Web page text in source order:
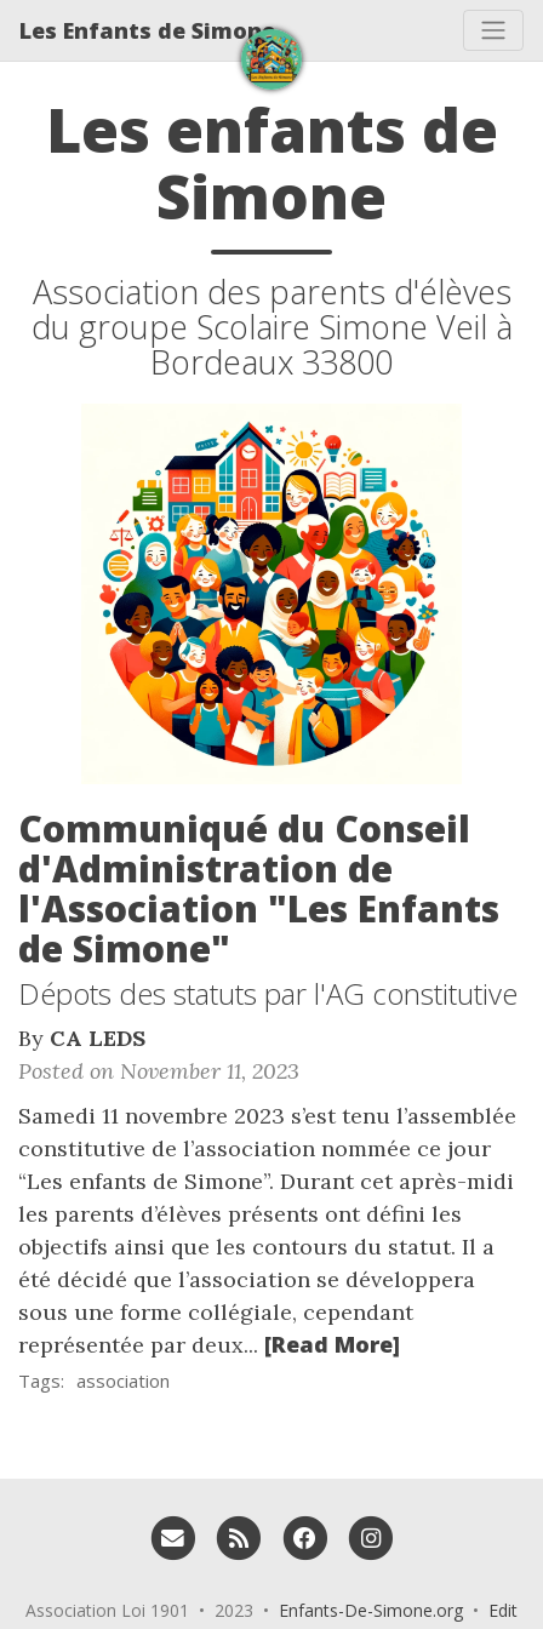
Les Enfants de Simone
Les enfants de
Simone
Association des parents d'élèves
du groupe Scolaire Simone Veil à
Bordeaux 33800
Communiqué du Conseil
d'Administration de
l'Association "Les Enfants
de Simone"
Dépots des statuts par l'AG constitutive
By CA LEDS
Posted on November 11, 2023
Samedi 11 novembre 2023 s’est tenu l’assemblée
constitutive de l’association nommée ce jour
“Les enfants de Simone”. Durant cet après-midi
les parents d’élèves présents ont défini les
objectifs ainsi que les contours du statut. Il a
été décidé que l’association se développera
sous une forme collégiale, cependant
représentée par deux... [Read More]
Tags: association
Email me RSS Facebook
Association Loi 1901 • 2023 • Enfants-De-Simone.org • Edit